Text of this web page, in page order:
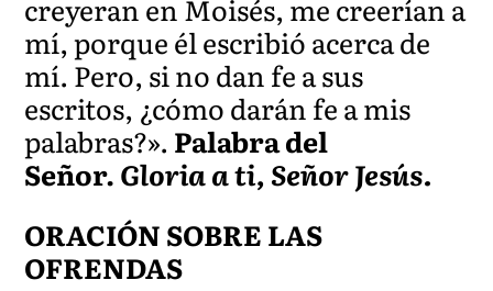
creyeran en Moisés, me creerían a
mí, porque él escribió acerca de
mí. Pero, si no dan fe a sus
escritos, ¿cómo darán fe a mis
palabras?». Palabra del
Señor.Gloria a ti, Señor Jesús.
ORACIÓN SOBRE LAS
OFRENDAS